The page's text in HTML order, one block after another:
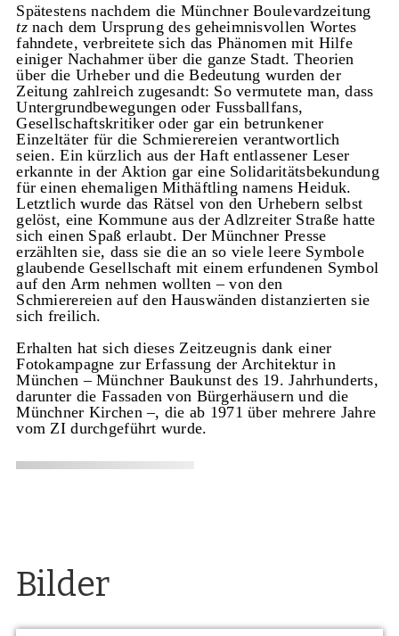
Spätestens nachdem die Münchner Boulevardzeitung
tznach dem Ursprung des geheimnisvollen Wortes
fahndete, verbreitete sich das Phänomen mit Hilfe
einiger Nachahmer über die ganze Stadt. Theorien
über die Urheber und die Bedeutung wurden der
Zeitung zahlreich zugesandt: So vermutete man, dass
Untergrundbewegungen oder Fussballfans,
Gesellschaftskritiker oder gar ein betrunkener
Einzeltäter für die Schmierereien verantwortlich
seien. Ein kürzlich aus der Haft entlassener Leser
erkannte in der Aktion gar eine Solidaritätsbekundung
für einen ehemaligen Mithäftling namens Heiduk.
Letztlich wurde das Rätsel von den Urhebern selbst
gelöst, eine Kommune aus der Adlzreiter Straße hatte
sich einen Spaß erlaubt. Der Münchner Presse
erzählten sie, dass sie die an so viele leere Symbole
glaubende Gesellschaft mit einem erfundenen Symbol
auf den Arm nehmen wollten – von den
Schmierereien auf den Hauswänden distanzierten sie
sich freilich.
Erhalten hat sich dieses Zeitzeugnis dank einer
Fotokampagne zur Erfassung der Architektur in
München – Münchner Baukunst des 19. Jahrhunderts,
darunter die Fassaden von Bürgerhäusern und die
Münchner Kirchen –, die ab 1971 über mehrere Jahre
vom ZI durchgeführt wurde.
Bilder